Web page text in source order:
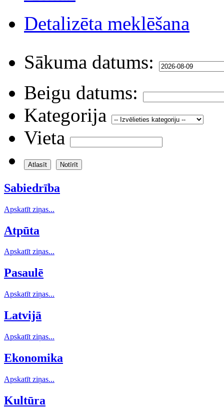
Detalizēta meklēšana
Sākuma datums:
Beigu datums:
Kategorija
Vieta
Sabiedrība
Apskatīt ziņas...
Atpūta
Apskatīt ziņas...
Pasaulē
Apskatīt ziņas...
Latvijā
Apskatīt ziņas...
Ekonomika
Apskatīt ziņas...
Kultūra